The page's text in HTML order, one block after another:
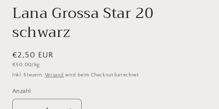
Lana Grossa Star 20
schwarz
Normaler
Preis
€2,50 EUR
Grundpreis
€50,00/kg
Inkl. Steuern. Versand wird beim Checkout berechnet
Anzahl
Anzahl